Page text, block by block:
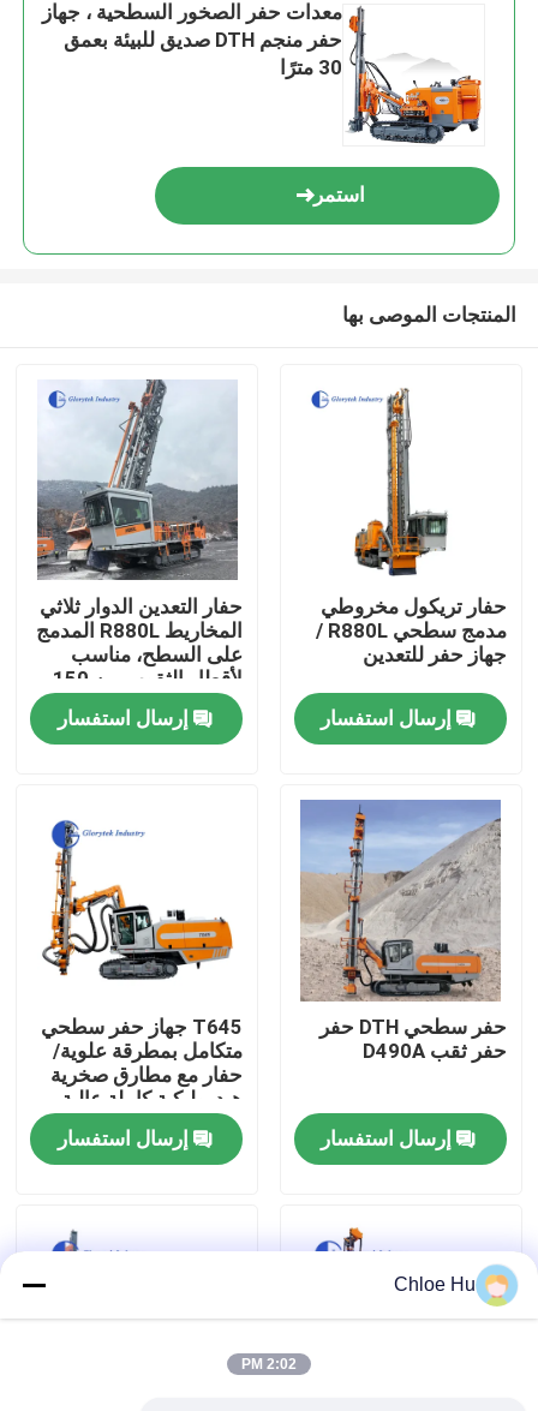
بيت
معلومات عنا
جولة في المعمل
رقابة جودة
حالات
اطلب اقتباس
آلات الحفر
معدات حفر الصخور السطحية ، جهاز
حفر منجم DTH صديق للبيئة بعمق
30 مترًا
استمر
المنتجات الموصى بها
حفار تريكول مخروطي
مدمج سطحي R880L /
جهاز حفر للتعدين
إرسال استفسار
حفار التعدين الدوار ثلاثي
المخاريط R880L المدمج
على السطح، مناسب
230 ملم وأعماق الحفر
حتى 54 م
إرسال استفسار
حفر سطحي DTH حفر
حفر ثقب D490A
إرسال استفسار
T645 جهاز حفر سطحي
متكامل بمطرقة علوية/
حفار مع مطارق صخرية
هيدروليكية كاملة عالية
التردد والضغط العالي
ومغير قضبان أوتوماتيكي
إرسال استفسار
Chloe Hu
2:02 PM